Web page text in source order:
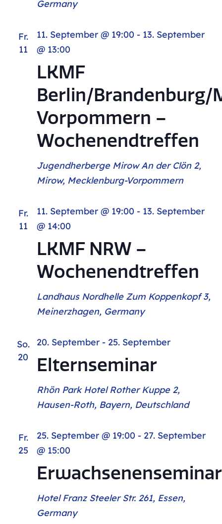
Germany
Fr.
11
LKMF
Berlin/Brandenburg/
Vorpommern –
Wochenendtreffen
11. September @ 19:00 - 13. September
@ 13:00
Jugendherberge MirowAn der Clön 2,
Mirow, Mecklenburg-Vorpommern
Fr.
11
LKMF NRW –
Wochenendtreffen
11. September @ 19:00 - 13. September
@ 14:00
Landhaus Nordhelle Zum Koppenkopf 3,
Meinerzhagen, Germany
So.
20
Elternseminar
20. September- 25. September
Rhön Park HotelRother Kuppe 2,
Hausen-Roth, Bayern, Deutschland
Fr.
25
Erwachsenenseminar
25. September @ 19:00 - 27. September
@ 15:00
Hotel Franz Steeler Str. 261, Essen,
Germany